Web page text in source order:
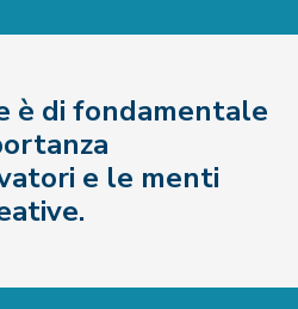
è di fondamentale
e le menti